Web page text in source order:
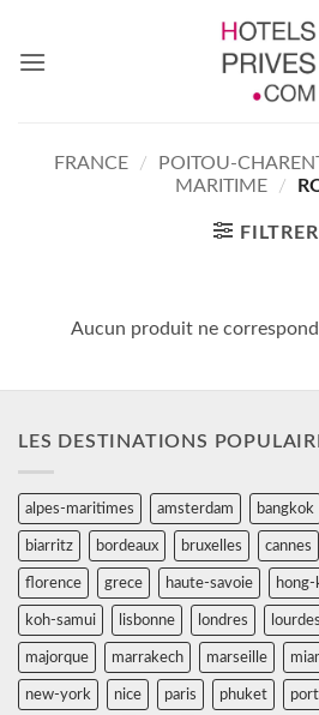
contenu
FRANCE / POITOU-
MARITIME
/
FILTRER
Aucun produit ne
LES DESTINATIONS
alpes-maritimes amsterdam bangkok
biarritz bordeaux bruxelles cannes
florence grece haute-savoie
koh-samui lisbonne londres lourdes
majorque marrakech marseille
new-york nice paris phuket